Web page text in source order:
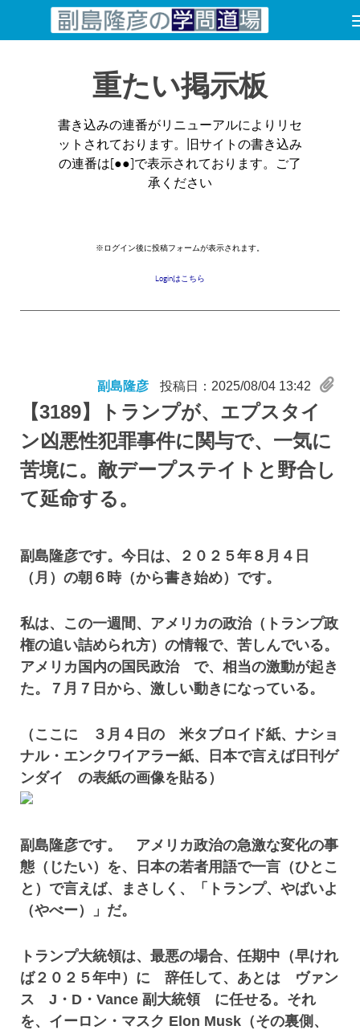
コンテンツへスキップ
重たい掲示板
書き込みの連番がリニューアルによりリセ
ットされております。旧サイトの書き込み
の連番は[●●]で表示されております。ご了
承ください
※ログイン後に投稿フォームが表示されます。
Loginはこちら
副島隆彦 投稿日：2025/08/04 13:42
【3189】
トランプが、エプスタイ
ン凶悪性犯罪事件に関与で、一気に
苦境に。敵デープステイトと野合し
て延命する。
副島隆彦です。今日は、２０２５年８月４日
（月）の朝６時（から書き始め）です。
私は、この一週間、アメリカの政治（トランプ政
権の追い詰められ方）の情報で、苦しんでいる。
アメリカ国内の国民政治 で、相当の激動が起き
た。７月７日から、激しい動きになっている。
（ここに ３月４日の 米タブロイド紙、ナショ
ナル・エンクワイアラー紙、日本で言えば日刊ゲ
ンダイ の表紙の画像を貼る）
副島隆彦です。 アメリカ政治の急激な変化の事
態（じたい）を、日本の若者用語で一言（ひとこ
と）で言えば、まさしく、「トランプ、やばいよ
（やべー）」だ。
トランプ大統領は、最悪の場合、任期中（早けれ
ば２０２５年中）に 辞任して、あとは ヴァン
ス J・D・Vance 副大統領 に任せる。それ
を、イーロン・マスク Elon Musk（その裏側、